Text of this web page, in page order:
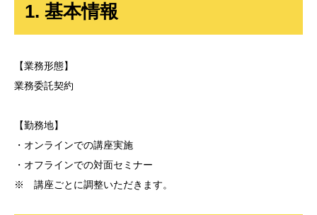
1. 基本情報
【業務形態】
業務委託契約
【勤務地】
・オンラインでの講座実施
・オフラインでの対面セミナー
※ 講座ごとに調整いただきます。